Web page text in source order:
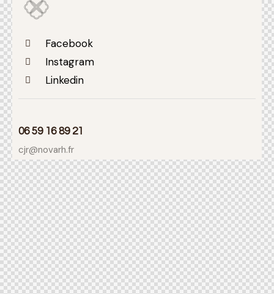
Facebook
Instagram
Linkedin
06 59 16 89 21
cjr@novarh.fr